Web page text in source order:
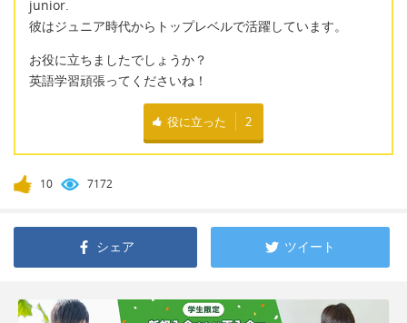
junior.
彼はジュニア時代からトップレベルで活躍しています。
お役に立ちましたでしょうか？
英語学習頑張ってくださいね！
役に立った 2
10 7172
シェア ツイート